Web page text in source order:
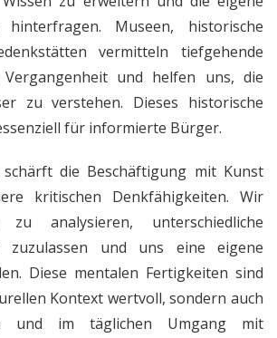
Museen, historische
vermitteln tiefgehende
und helfen uns, die
zu verstehen. Dieses historische
für informierte Bürger.
die Beschäftigung mit Kunst
kritischen Denkfähigkeiten. Wir
analysieren, unterschiedliche
zuzulassen und uns eine eigene
Diese mentalen Fertigkeiten sind
Kontext wertvoll, sondern auch
und im täglichen Umgang mit